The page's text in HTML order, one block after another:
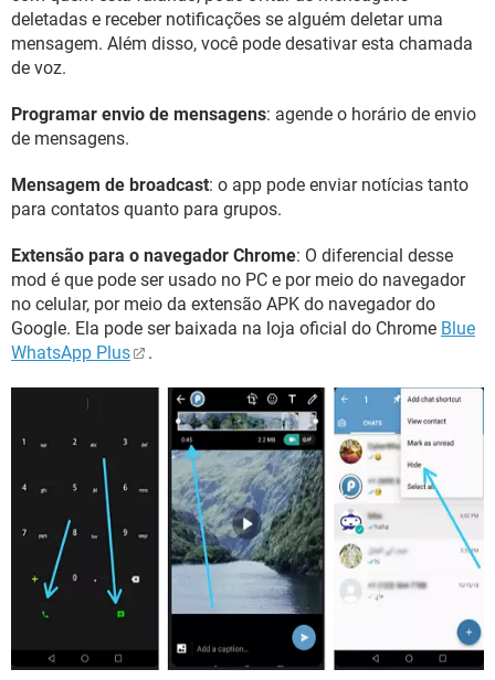
deletadas e receber notificações se alguém deletar uma
mensagem. Além disso, você pode desativar esta chamada
de voz.
Programar envio de mensagens: agende o horário de envio
de mensagens.
Mensagem de broadcast: o app pode enviar notícias tanto
para contatos quanto para grupos.
Extensão para o navegador Chrome: O diferencial desse
mod é que pode ser usado no PC e por meio do navegador
no celular, por meio da extensão APK do navegador do
Google. Ela pode ser baixada na loja oficial do Chrome Blue
WhatsApp Plus
.